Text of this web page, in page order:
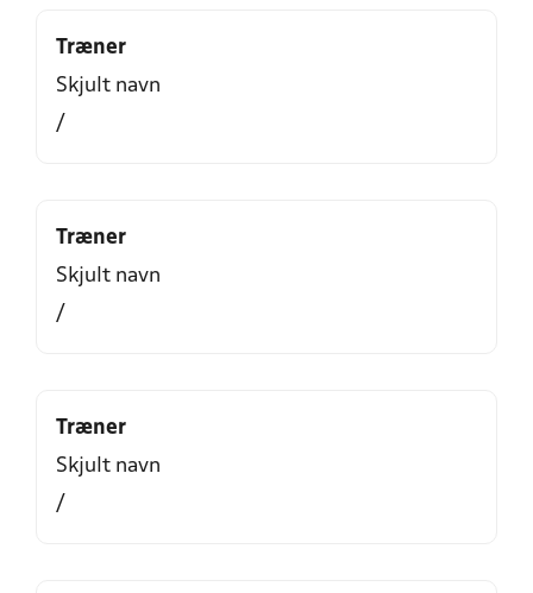
Træner
Skjult navn
/
Træner
Skjult navn
/
Træner
Skjult navn
/